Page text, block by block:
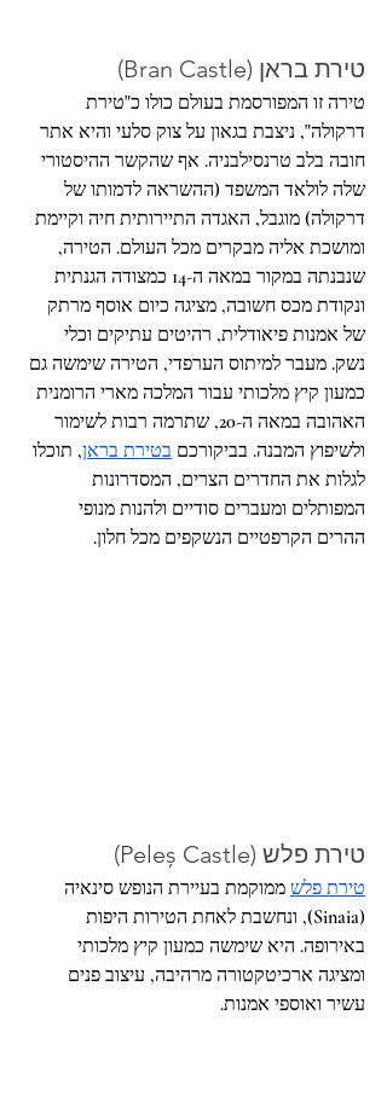
טירת בראן (Bran Castle)
טירה זו המפורסמת בעולם כולו כ"טירת
דרקולה", ניצבת בגאון על צוק סלעי והיא אתר
חובה בלב טרנסילבניה. אף שהקשר ההיסטורי
שלה לולאד המשפד (ההשראה לדמותו של
דרקולה) מוגבל, האגדה התיירותית חיה וקיימת
ומושכת אליה מבקרים מכל העולם. הטירה,
שנבנתה במקור במאה ה-14 כמצודה הגנתית
ונקודת מכס חשובה, מציגה כיום אוסף מרתק
של אמנות פיאודלית, רהיטים עתיקים וכלי
נשק. מעבר למיתוס הערפדי, הטירה שימשה גם
כמעון קיץ מלכותי עבור המלכה מארי הרומנית
האהובה במאה ה-20, שתרמה רבות לשימור
ולשיפוץ המבנה. בביקורכם בטירת בראן, תוכלו
לגלות את החדרים הצרים, המסדרונות
המפותלים ומעברים סודיים ולהנות מנופי
ההרים הקרפטיים הנשקפים מכל חלון.
טירת פלש (Peleș Castle)
טירת פלש ממוקמת בעיירת הנופש סינאיה
(Sinaia), ונחשבת לאחת הטירות היפות
באירופה. היא שימשה כמעון קיץ מלכותי
ומציגה ארכיטקטורה מרהיבה, עיצוב פנים
עשיר ואוספי אמנות.